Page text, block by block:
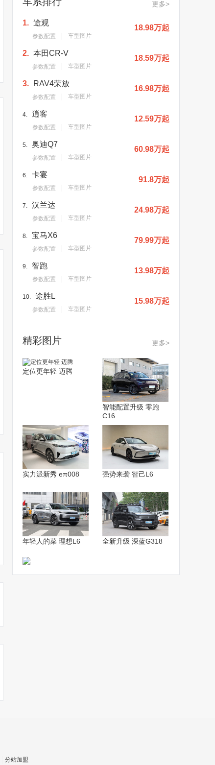
丰田兰德酷路泽“纯电
丰田全新“小普拉多”曝
更多>
1. 途观
参数配置 车型图片
18.98万起
2. 本田CR-V
参数配置 车型图片
18.59万起
3. RAV4荣放
参数配置 车型图片
16.98万起
4. 逍客
参数配置 车型图片
12.59万起
5. 奥迪Q7
参数配置 车型图片
60.98万起
6. 卡宴
参数配置 车型图片
91.8万起
7. 汉兰达
参数配置 车型图片
24.98万起
8. 宝马X6
参数配置 车型图片
79.99万起
9. 智跑
参数配置 车型图片
13.98万起
10. 途胜L
参数配置 车型图片
15.98万起
精彩图片 更多>
定位更年轻 迈腾
智能配置升级 零跑
C16
实力派新秀 eπ008 强势来袭 智己L6
年轻人的菜 理想L6 全新升级 深蓝G318
分站加盟